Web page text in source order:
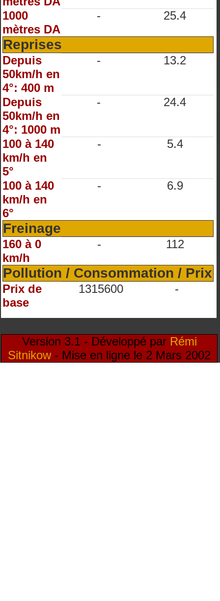
1000
mètres DA
- 25.4
Reprises
Depuis
50km/h en
4°: 400 m
- 13.2
Depuis
50km/h en
4°: 1000 m
- 24.4
100 à 140
km/h en
5°
- 5.4
100 à 140
km/h en
6°
- 6.9
Freinage
160 à 0
km/h
- 112
Pollution / Consommation / Prix
Prix de
base
1315600 -
Version 3.1 - Développé par Rémi
Sitnikow- Mise en ligne le 2 Mars 2002